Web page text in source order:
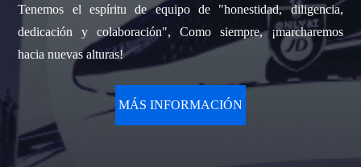
Tenemos el espíritu de equipo de "honestidad, diligencia,
dedicación y colaboración", Como siempre, ¡marcharemos
hacia nuevas alturas!
MÁS INFORMACIÓN